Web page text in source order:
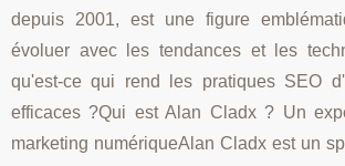
depuis 2001, est une figure
évoluer avec les tendances et les
qu'est-ce qui rend les pratiques SEO
efficaces ?Qui est Alan Cladx ? Un
marketing numériqueAlan Cladx est un